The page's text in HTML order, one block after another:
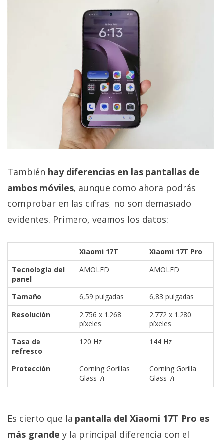
También hay diferencias en las pantallas de
ambos móviles, aunque como ahora podrás
comprobar en las cifras, no son demasiado
evidentes. Primero, veamos los datos:
Xiaomi 17T
Xiaomi 17T Pro
Tecnología del
panel
AMOLED AMOLED
Tamaño 6,59 pulgadas
6,83 pulgadas
Resolución
2.756 x 1.268
píxeles
2.772 x 1.280
píxeles
Tasa de
refresco
120 Hz 144 Hz
Protección
Corning Gorillas
Glass 7i
Corning Gorilla
Glass 7i
Es cierto que la pantalla del Xiaomi 17T Pro es
más grande y la principal diferencia con el